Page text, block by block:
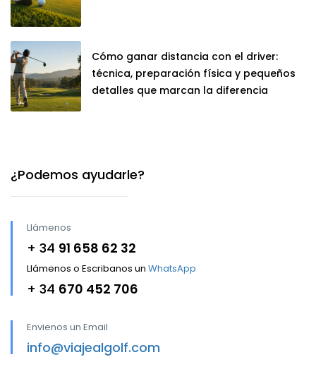
Cómo ganar distancia con el driver:
técnica, preparación física y pequeños
detalles que marcan la diferencia
¿Podemos ayudarle?
Llámenos
+ 34 91 658 62 32
Llámenos o Escribanos un WhatsApp
+ 34 670 452 706
Envienos un Email
info@viajealgolf.com